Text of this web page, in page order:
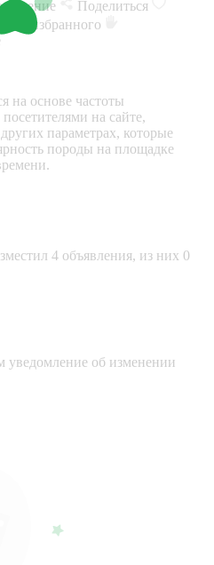
Поделиться
из избранного
на основе частоты
на сайте,
параметрах, которые
породы на площадке
4 объявления, из них 0
об изменении